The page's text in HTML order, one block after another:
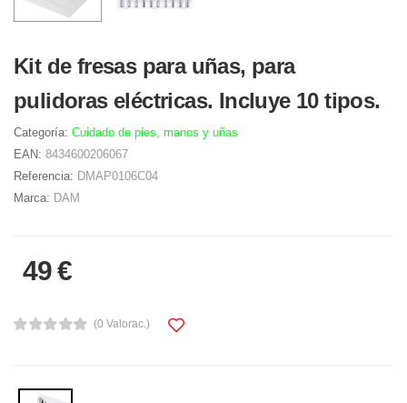
Kit de fresas para uñas, para
pulidoras eléctricas. Incluye 10 tipos.
Categoría: Cuidado de pies, manos y uñas
EAN: 8434600206067
Referencia: DMAP0106C04
Marca: DAM
49 €
(0 Valorac.)